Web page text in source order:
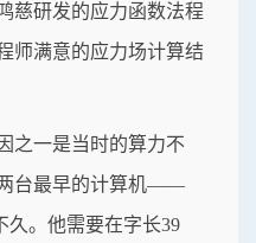
慈研发的应力函数法程
师满意的应力场计算结
之一是当时的算力不
台最早的计算机——
久。他需要在字长39